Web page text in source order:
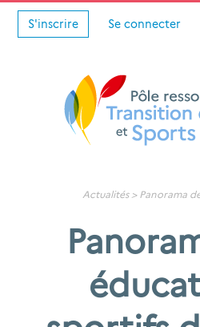
S'inscrire Se connecter
Actualités> Panorama